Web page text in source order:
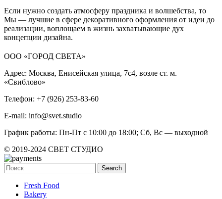
Если нужно создать атмосферу праздника и волшебства, то
Мы — лучшие в сфере декоративного оформления от идеи до
реализации, воплощаем в жизнь захватывающие дух
концепции дизайна.
ООО «ГОРОД СВЕТА»
Адрес: Москва, Енисейская улица, 7с4, возле ст. м.
«Свиблово»
Телефон: +7 (926) 253-83-60
E-mail: info@svet.studio
График работы: Пн-Пт с 10:00 до 18:00; Сб, Вс — выходной
© 2019-2024 СВЕТ СТУДИО
Search
Fresh Food
Bakery